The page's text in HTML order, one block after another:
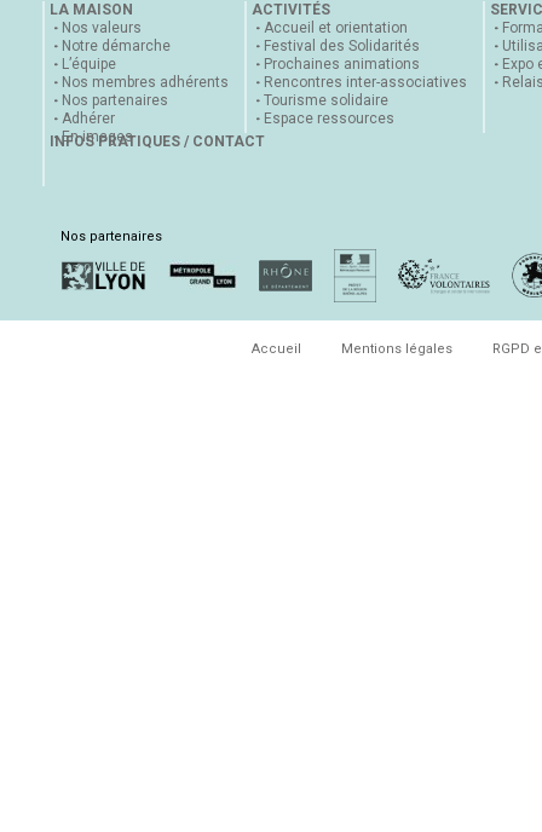
LA MAISON
Nos valeurs
Notre démarche
L’équipe
Nos membres adhérents
Nos partenaires
Adhérer
En images
ACTIVITÉS
Accueil et orientation
Festival des Solidarités
Prochaines animations
Rencontres inter-associatives
Tourisme solidaire
Espace ressources
Expo
INFOS PRATIQUES / CONTACT
Nos partenaires
Accueil Mentions légales RGPD